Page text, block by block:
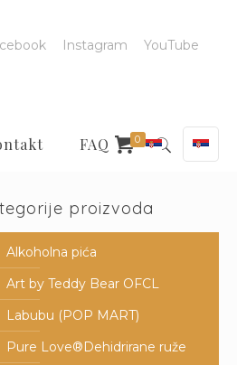
FAQ
Instagram YouTube
0
proizvoda
Alkoholna pića
Art by Teddy Bear OFCL
Labubu (POP MART)
Pure Love®️Dehidrirane ruže